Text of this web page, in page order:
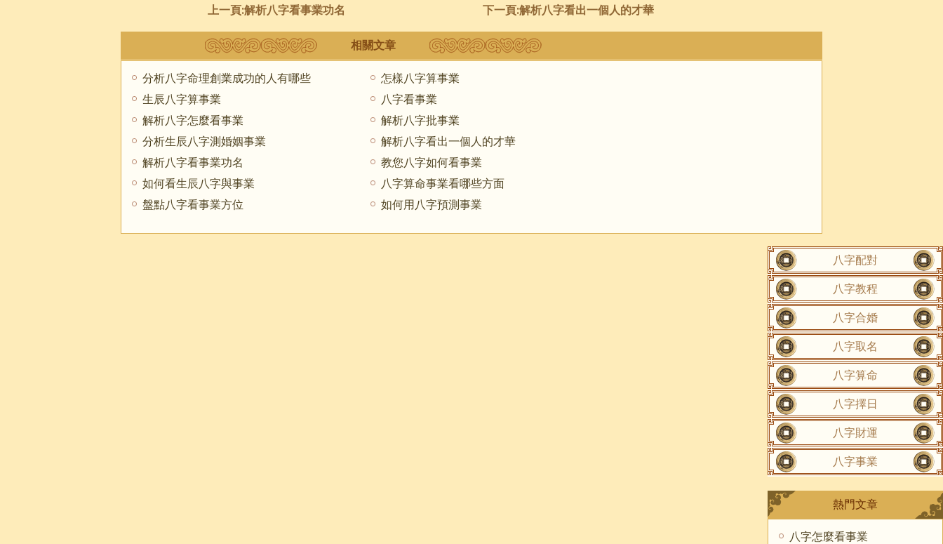
上一頁:解析八字看事業功名 下一頁:解析八字看出一個人的才華
相關文章
分析八字命理創業成功的人有哪些
怎樣八字算事業
生辰八字算事業
八字看事業
解析八字怎麼看事業
解析八字批事業
分析生辰八字測婚姻事業
解析八字看出一個人的才華
解析八字看事業功名
教您八字如何看事業
如何看生辰八字與事業
八字算命事業看哪些方面
盤點八字看事業方位
如何用八字預測事業
八字配對
八字教程
八字合婚
八字取名
八字算命
八字擇日
八字財運
八字事業
熱門文章
八字怎麼看事業